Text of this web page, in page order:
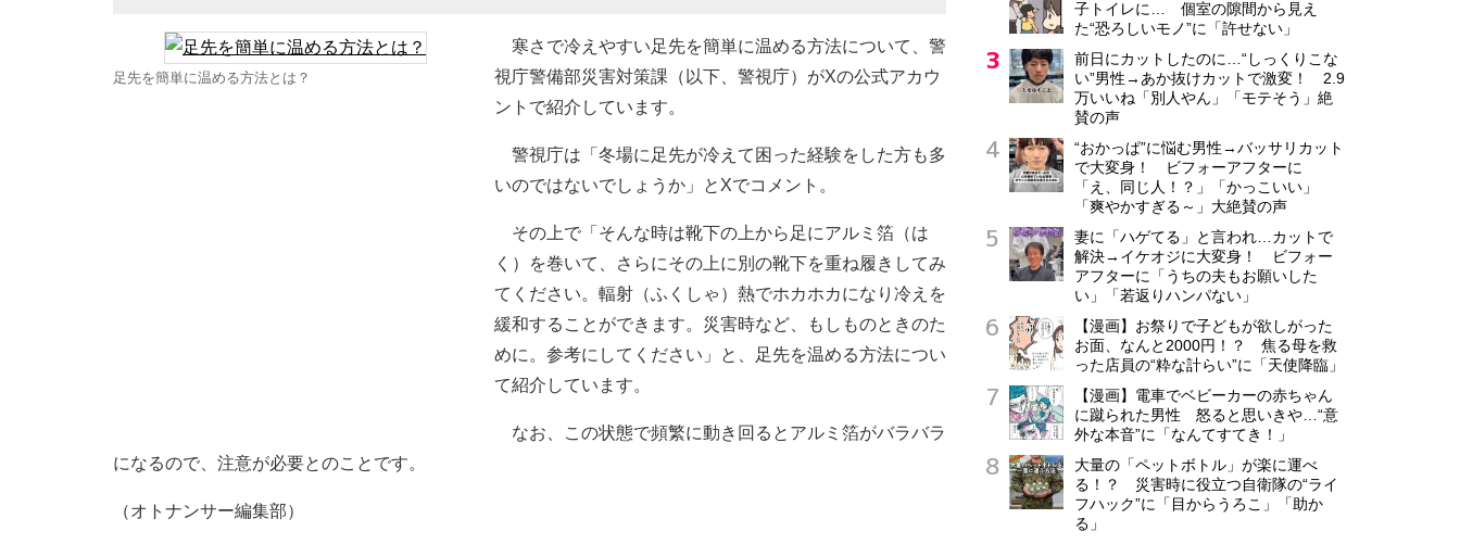
足先を簡単に温める方法とは？
寒さで冷えやすい足先を簡単に温める方法について、警
視庁警備部災害対策課（以下、警視庁）がXの公式アカウ
ントで紹介しています。
警視庁は「冬場に足先が冷えて困った経験をした方も多
いのではないでしょうか」とXでコメント。
その上で「そんな時は靴下の上から足にアルミ箔（は
く）を巻いて、さらにその上に別の靴下を重ね履きしてみ
てください。輻射（ふくしゃ）熱でホカホカになり冷えを
緩和することができます。災害時など、もしものときのた
めに。参考にしてください」と、足先を温める方法につい
て紹介しています。
なお、この状態で頻繁に動き回るとアルミ箔がバラバラ
になるので、注意が必要とのことです。
（オトナンサー編集部）
子トイレに… 個室の隙間から見え
た“恐ろしいモノ”に「許せない」
前日にカットしたのに…“しっくりこな
い”男性→あか抜けカットで激変！ 2.9
万いいね「別人やん」「モテそう」絶
賛の声
“おかっぱ”に悩む男性→バッサリカット
で大変身！ ビフォーアフターに
「え、同じ人！？」「かっこいい」
「爽やかすぎる～」大絶賛の声
妻に「ハゲてる」と言われ…カットで
解決→イケオジに大変身！ ビフォー
アフターに「うちの夫もお願いした
い」「若返りハンパない」
【漫画】お祭りで子どもが欲しがった
お面、なんと2000円！？ 焦る母を救
った店員の“粋な計らい”に「天使降臨」
【漫画】電車でベビーカーの赤ちゃん
に蹴られた男性 怒ると思いきや…“意
外な本音”に「なんてすてき！」
大量の「ペットボトル」が楽に運べ
る！？ 災害時に役立つ自衛隊の“ライ
フハック”に「目からうろこ」「助か
る」